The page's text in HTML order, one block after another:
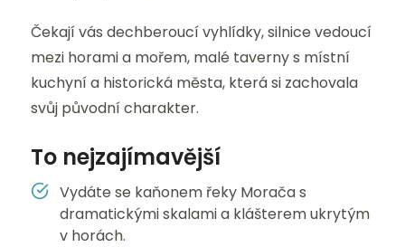
Čekají vás dechberoucí vyhlídky, silnice vedoucí
mezi horami a mořem, malé taverny s místní
kuchyní a historická města, která si zachovala
svůj původní charakter.
To nejzajímavější
Vydáte se kaňonem řeky Morača s
dramatickými skalami a klášterem ukrytým
v horách.